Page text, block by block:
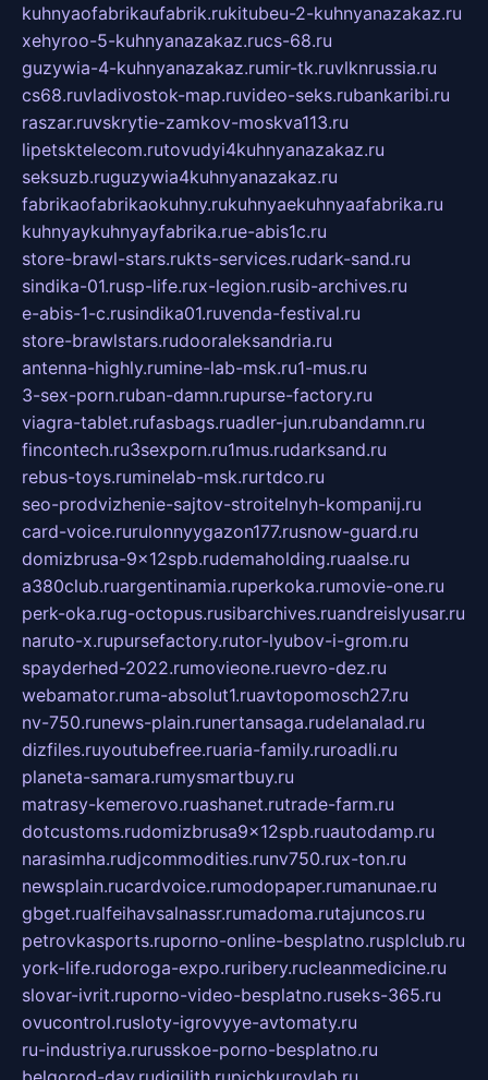
kuhnyaofabrikaufabrik.rukitubeu-2-kuhnyanazakaz.ru
xehyroo-5-kuhnyanazakaz.rucs-68.ru
guzywia-4-kuhnyanazakaz.rumir-tk.ruvlknrussia.ru
cs68.ruvladivostok-map.ruvideo-seks.rubankaribi.ru
raszar.ruvskrytie-zamkov-moskva113.ru
lipetsktelecom.rutovudyi4kuhnyanazakaz.ru
seksuzb.ruguzywia4kuhnyanazakaz.ru
fabrikaofabrikaokuhny.rukuhnyaekuhnyaafabrika.ru
kuhnyaykuhnyayfabrika.rue-abis1c.ru
store-brawl-stars.rukts-services.rudark-sand.ru
sindika-01.rusp-life.rux-legion.rusib-archives.ru
e-abis-1-c.rusindika01.ruvenda-festival.ru
store-brawlstars.rudooraleksandria.ru
antenna-highly.rumine-lab-msk.ru1-mus.ru
3-sex-porn.ruban-damn.rupurse-factory.ru
viagra-tablet.rufasbags.ruadler-jun.rubandamn.ru
fincontech.ru3sexporn.ru1mus.rudarksand.ru
rebus-toys.ruminelab-msk.rurtdco.ru
seo-prodvizhenie-sajtov-stroitelnyh-kompanij.ru
card-voice.rurulonnyygazon177.rusnow-guard.ru
domizbrusa-9x12spb.rudemaholding.ruaalse.ru
a380club.ruargentinamia.ruperkoka.rumovie-one.ru
perk-oka.rug-octopus.rusibarchives.ruandreislyusar.ru
naruto-x.rupursefactory.rutor-lyubov-i-grom.ru
spayderhed-2022.rumovieone.ruevro-dez.ru
webamator.ruma-absolut1.ruavtopomosch27.ru
nv-750.runews-plain.runertansaga.rudelanalad.ru
dizfiles.ruyoutubefree.ruaria-family.ruroadli.ru
planeta-samara.rumysmartbuy.ru
matrasy-kemerovo.ruashanet.rutrade-farm.ru
dotcustoms.rudomizbrusa9x12spb.ruautodamp.ru
narasimha.rudjcommodities.runv750.rux-ton.ru
newsplain.rucardvoice.rumodopaper.rumanunae.ru
gbget.rualfeihavsalnassr.rumadoma.rutajuncos.ru
petrovkasports.ruporno-online-besplatno.rusplclub.ru
york-life.rudoroga-expo.ruribery.rucleanmedicine.ru
slovar-ivrit.ruporno-video-besplatno.ruseks-365.ru
ovucontrol.rusloty-igrovyye-avtomaty.ru
ru-industriya.rurusskoe-porno-besplatno.ru